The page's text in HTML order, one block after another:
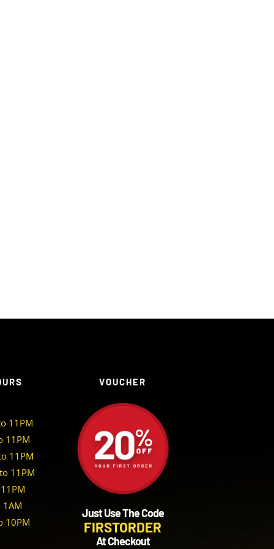
11PM
11PM
11PM
11PM
10PM
VOUCHER
Just Use The Code
FIRSTORDER
At Checkout